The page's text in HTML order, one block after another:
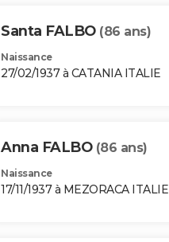
Santa FALBO (86 ans)
Naissance
27/02/1937 à CATANIA ITALIE
Anna FALBO (86 ans)
Naissance
17/11/1937 à MEZORACA ITALIE